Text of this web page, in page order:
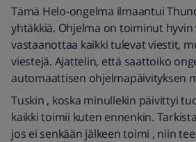
Tämä Helo-ongelma ilmaantui
yhtäkkiä. Ohjelma on toiminut hyvin
vastaanottaa kaikki tulevat viestit,
viestejä. Ajattelin, että saattoiko
automaattisen ohjelmapäivityksen
Tuskin , koska minullekin päivittyi
kaikki toimii kuten ennenkin.
jos ei senkään jälkeen toimi , niin